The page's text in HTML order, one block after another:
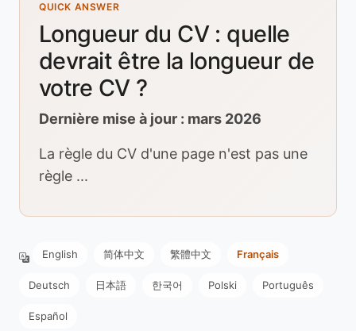
QUICK ANSWER
Longueur du CV : quelle
devrait être la longueur de
votre CV ?
Dernière mise à jour : mars 2026
La règle du CV d'une page n'est pas une
règle ...
English 简体中文 繁體中文 Français
Deutsch 日本語 한국어 Polski Português
Español